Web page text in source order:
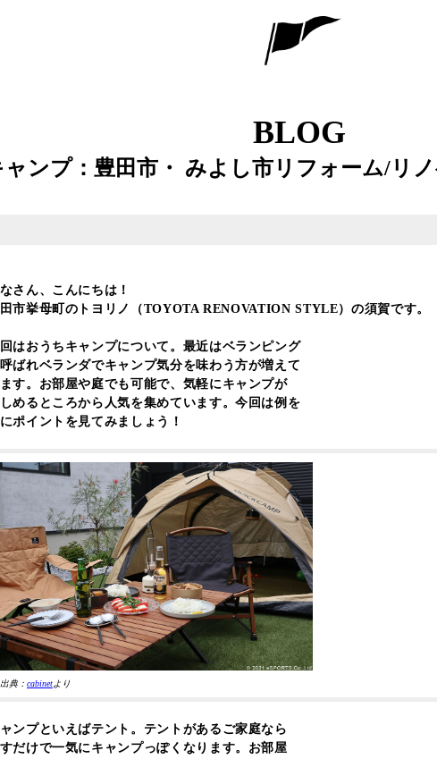
BLOG
ンプ：豊田市・ みよし市リフォーム/リ
さん、こんにちは！
市挙母町のトヨリノ（TOYOTA RENOVATION STYLE）の須賀です。
はおうちキャンプについて。最近はベランピング
ばれベランダでキャンプ気分を味わう方が増えて
す。お部屋や庭でも可能で、気軽にキャンプが
めるところから人気を集めています。今回は例を
ポイントを見てみましょう！
出典： cabinetより
ンプといえばテント。テントがあるご家庭なら
だけで一気にキャンプっぽくなります。お部屋